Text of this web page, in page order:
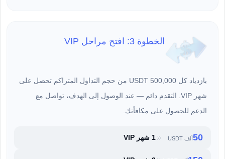
الخطوة 3: افتح مراحل VIP
بازدياد كل 500,000 USDT من حجم التداول المتراكم تحصل على
شهر VIP. التقدم دائم — عند الوصول إلى الهدف، تواصل مع
الدعم للحصول على مكافأتك.
50ألف USDT 1 شهر VIP